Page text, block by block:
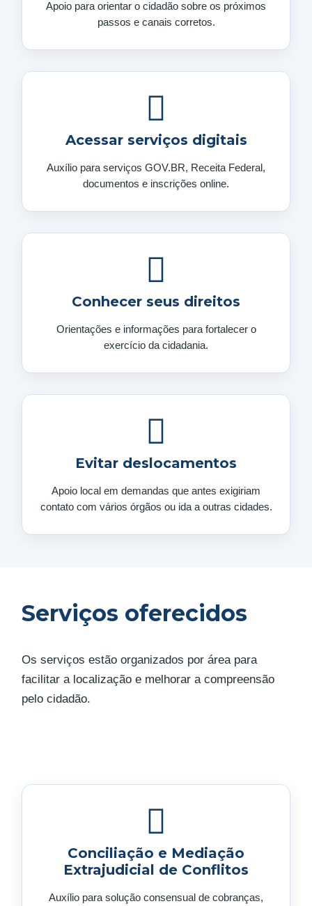
Apoio para orientar o cidadão sobre os próximos
passos e canais corretos.
Acessar serviços digitais
Auxílio para serviços GOV.BR, Receita Federal,
documentos e inscrições online.
Conhecer seus direitos
Orientações e informações para fortalecer o
exercício da cidadania.
Evitar deslocamentos
Apoio local em demandas que antes exigiriam
contato com vários órgãos ou ida a outras cidades.
Serviços oferecidos
Os serviços estão organizados por área para
facilitar a localização e melhorar a compreensão
pelo cidadão.
Conciliação e Mediação
Extrajudicial de Conflitos
Auxílio para solução consensual de cobranças,